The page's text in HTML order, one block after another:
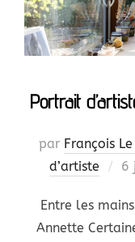
Portrait
par François
d’artiste
6
Entre les
Annette